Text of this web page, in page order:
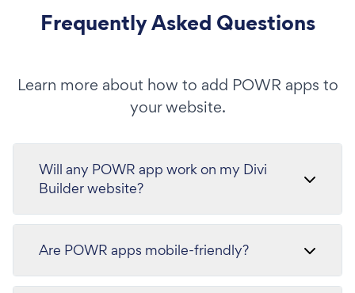
Frequently Asked Questions
Learn more about how to add POWR apps to
your website.
Will any POWR app work on my Divi
Builder website?
Are POWR apps mobile-friendly?